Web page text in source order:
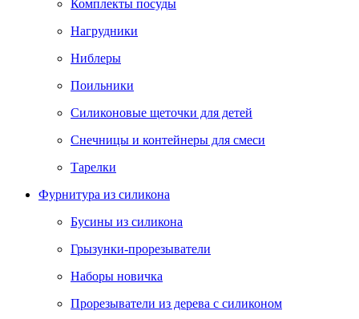
Комплекты посуды
Нагрудники
Ниблеры
Поильники
Силиконовые щеточки для детей
Снечницы и контейнеры для смеси
Тарелки
Фурнитура из силикона
Бусины из силикона
Грызунки-прорезыватели
Наборы новичка
Прорезыватели из дерева с силиконом